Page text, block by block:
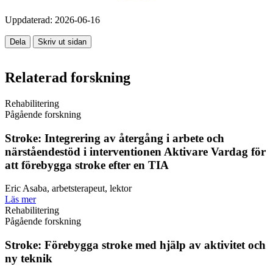
Uppdaterad: 2026-06-16
Dela Skriv ut sidan
Relaterad forskning
Rehabilitering
Pågående forskning
Stroke: Integrering av återgång i arbete och
närståendestöd i interventionen Aktivare Vardag för
att förebygga stroke efter en TIA
Eric Asaba, arbetsterapeut, lektor
Läs mer
Rehabilitering
Pågående forskning
Stroke: Förebygga stroke med hjälp av aktivitet och
ny teknik